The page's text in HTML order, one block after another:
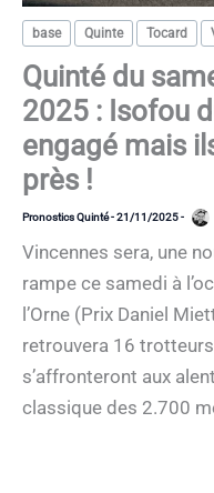
base Quinte Tocard
Quinté du
2025 : Isofou
engagé mais
près !
Pronostics Quinté-21/11/2025-
Vincennes sera, une
rampe ce samedi à
l’Orne (Prix Daniel
retrouvera 16
s’affronteront aux
classique des 2.700